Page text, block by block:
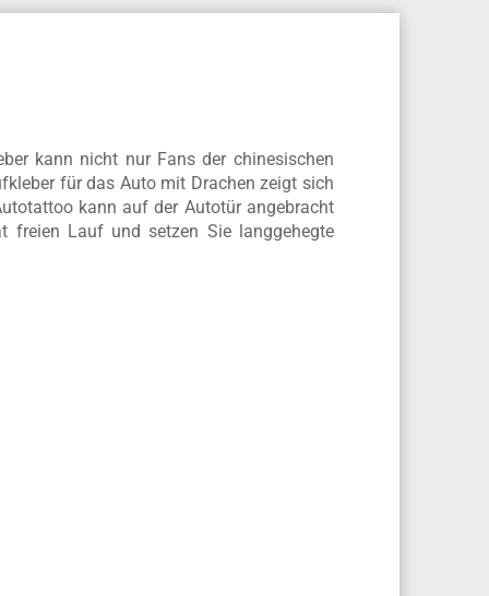
kann nicht nur Fans der chinesischen
für das Auto mit Drachen zeigt sich
kann auf der Autotür angebracht
freien Lauf und setzen Sie langgehegte